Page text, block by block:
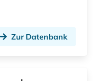
Zur Datenbank